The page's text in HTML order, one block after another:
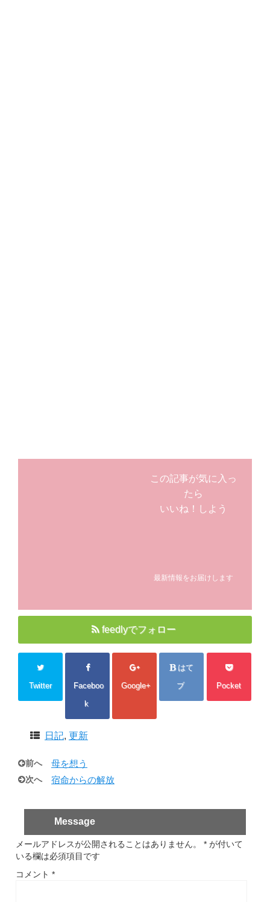
この記事が気に入っ
たら
いいね！しよう
最新情報をお届けします
feedlyでフォロー
Twitter
Faceboo
k
Google+
はて
ブ
Pocket
日記, 更新
前へ 母を想う
次へ 宿命からの解放
Message
メールアドレスが公開されることはありません。 * が付いて
いる欄は必須項目です
コメント *